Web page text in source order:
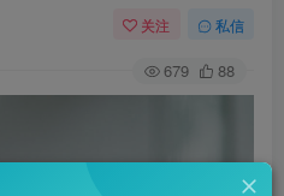
关注 私信
679 88